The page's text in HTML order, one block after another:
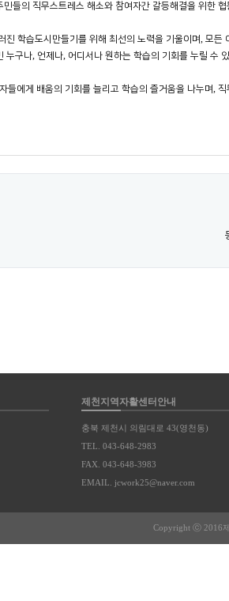
들의 직무스트레스 해소와 참여자간 갈등해결을 위한
진 학습도시만들기를 위해 최선의 노력을 기울이며, 모든
누구나, 언제나, 어디서나 원하는 학습의 기회를 누릴 수
들에게 배움의 기회를 늘리고 학습의 즐거움을 나누며, 직
제천지역자활센터안내
충북 제천시 의림대로 43(영천동)
TEL. 043-648-2983
FAX. 043-648-3983
EMAIL. jcwork25@naver.com
Copyright ⓒ 2016